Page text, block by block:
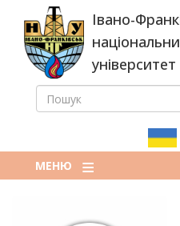
основного
вмісту
Івано-
ПОШУКОВА
ПОШУК
МЕНЮ